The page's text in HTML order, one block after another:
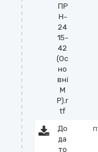
ПР
Н-
24
15-
42
(Ос
но
вні
М
Р).r
tf
До
да
то